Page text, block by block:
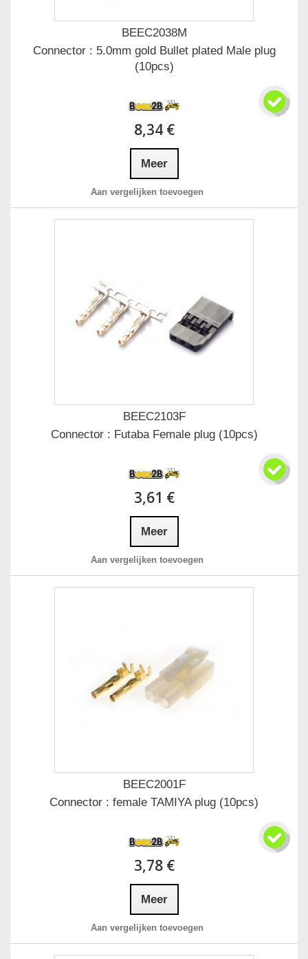
BEEC2038M
Connector : 5.0mm gold Bullet plated Male plug
(10pcs)
8,34 €
Meer
Aan vergelijken toevoegen
BEEC2103F
Connector : Futaba Female plug (10pcs)
3,61 €
Meer
Aan vergelijken toevoegen
BEEC2001F
Connector : female TAMIYA plug (10pcs)
3,78 €
Meer
Aan vergelijken toevoegen